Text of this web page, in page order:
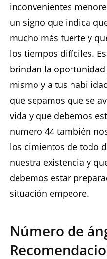
inconvenientes
un signo que indica
mucho más fuerte y
los tiempos difíciles.
brindan la
mismo y a tus
que sepamos que se
vida y que debemos
número 44 también
los cimientos de todo
nuestra existencia y
debemos estar
situación empeore.
Número de